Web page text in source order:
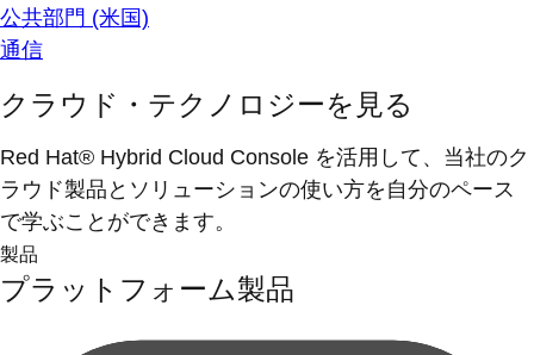
公共部門 (米国)
通信
クラウド・テクノロジーを見る
Red Hat® Hybrid Cloud Console を活用して、当社のク
ラウド製品とソリューションの使い方を自分のペース
で学ぶことができます。
製品
プラットフォーム製品